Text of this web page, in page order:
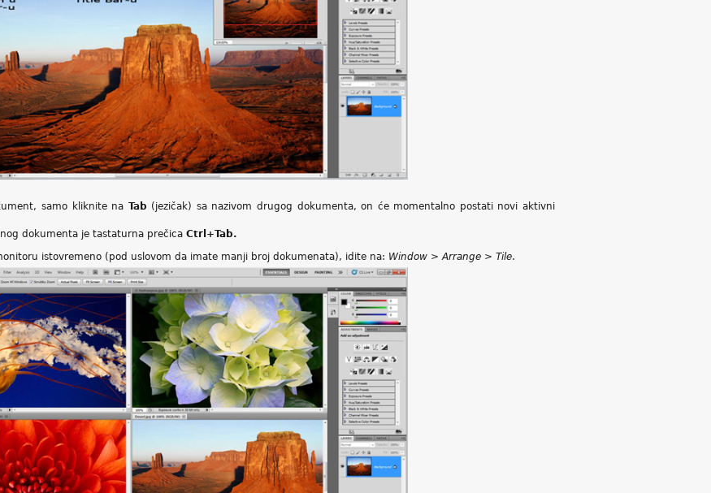
samo kliknite na Tab (jezičak) sa nazivom drugog dokumenta, on će momentalno postati novi aktivni
dokumenta je tastaturna prečica Ctrl+Tab.
istovremeno (pod uslovom da imate manji broj dokumenata), idite na: Window > Arrange > Tile.